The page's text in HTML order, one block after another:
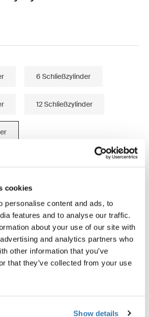
cookies
personalise content and ads, to
features and to analyse our traffic.
about your use of our site with
and analytics partners who
other information that you’ve
that they’ve collected from your use
Show details
6 Schließzylinder
12 Schließzylinder
Thule Produkten Schließzylinder ein
sie, und verwenden Sie einen
für alle Produkte.